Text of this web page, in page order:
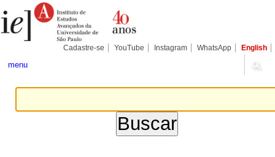
para
conteúdo.
Pessoais
Cadastre-se YouTube Instagram WhatsApp English
menu